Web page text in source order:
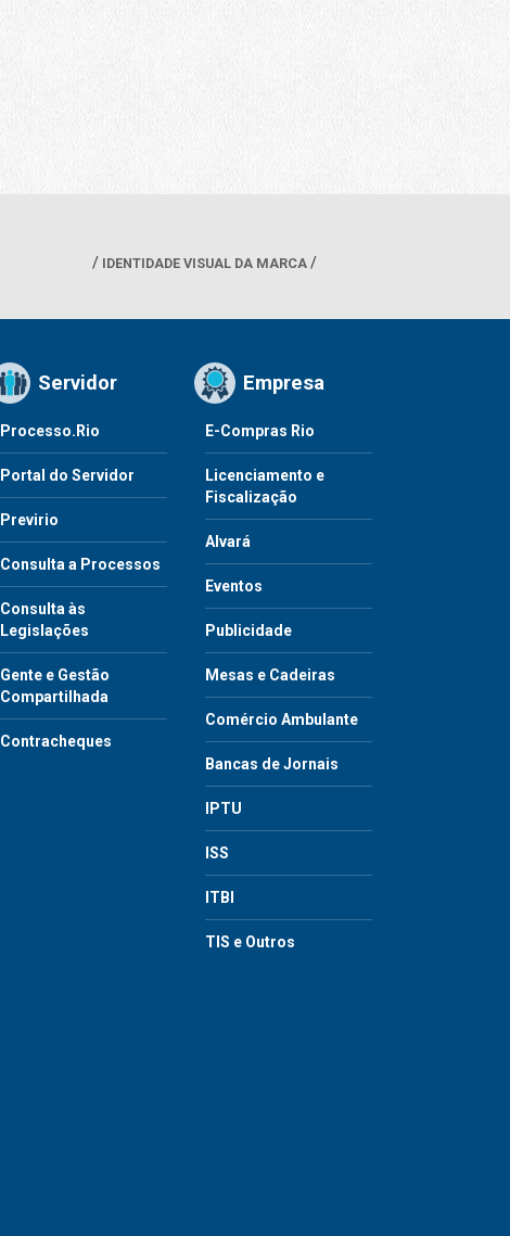
IDENTIDADE VISUAL DA MARCA
Servidor
Processo.Rio
Portal do Servidor
Previrio
Consulta a Processos
Consulta às
Legislações
Gente e Gestão
Compartilhada
Contracheques
Empresa
E-Compras Rio
Licenciamento e
Fiscalização
Alvará
Eventos
Publicidade
Mesas e Cadeiras
Comércio Ambulante
Bancas de Jornais
IPTU
ISS
ITBI
TIS e Outros